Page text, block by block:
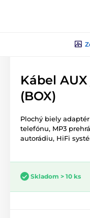
Kábel
(BOX)
Plochý biely
telefónu, MP3
autorádiu, HiFi
Skladom > 10 ks